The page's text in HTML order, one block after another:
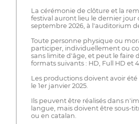
La cérémonie de clôture et la
festival auront lieu le dernier jour
septembre 2026, à l'auditorium
Toute personne physique ou
participer, individuellement ou
sans limite d'âge, et peut le faire
formats suivants : HD, Full HD et
Les productions doivent avoir été
le 1er janvier 2025.
Ils peuvent être réalisés dans
langue, mais doivent être sous-
ou en catalan.